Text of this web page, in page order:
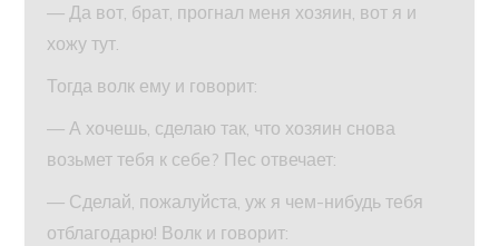
— Да вот, брат, прогнал меня хозяин, вот я и
хожу тут.
Тогда волк ему и говорит:
— А хочешь, сделаю так, что хозяин снова
возьмет тебя к себе? Пес отвечает:
— Сделай, пожалуйста, уж я чем-нибудь тебя
отблагодарю! Волк и говорит: